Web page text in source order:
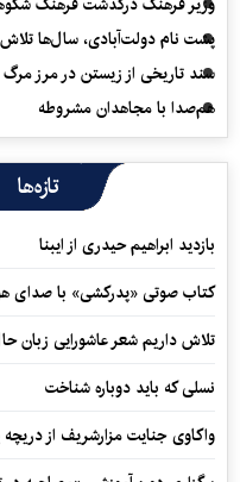
پشت نام دولت‌آبادی، سال‌ها
سند تاریخی از زیستن در مرز مرگ
هم‌صدا با مجاهدان مشروطه
تازه‌ها
بازدید ابراهیم حیدری از ایبنا
کتاب صوتی «پدرکشی» با صدای
تلاش داریم شعر عاشورایی زبان
نسلی که باید دوباره شناخت
واکاوی جنایت مزارشریف از